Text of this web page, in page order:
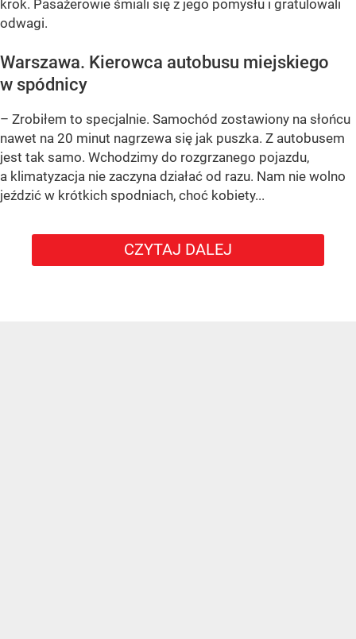
krok. Pasażerowie śmiali się z jego pomysłu i gratulowali
odwagi.
Warszawa. Kierowca autobusu miejskiego
w spódnicy
– Zrobiłem to specjalnie. Samochód zostawiony na słońcu
nawet na 20 minut nagrzewa się jak puszka. Z autobusem
jest tak samo. Wchodzimy do rozgrzanego pojazdu,
a klimatyzacja nie zaczyna działać od razu. Nam nie wolno
jeździć w krótkich spodniach, choć kobiety...
CZYTAJ DALEJ